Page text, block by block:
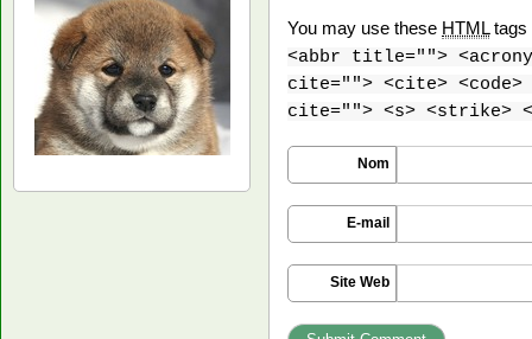
You may use these HTMLtags
<abbr title="">
cite=""> <cite> <code>
cite=""> <s> <strike>
Nom
E-mail
Site Web